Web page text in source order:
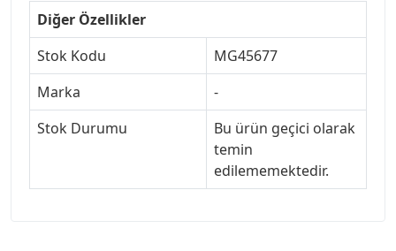
Diğer Özellikler
Stok Kodu
MG45677
Marka
-
Stok Durumu
Bu ürün geçici olarak
temin
edilememektedir.